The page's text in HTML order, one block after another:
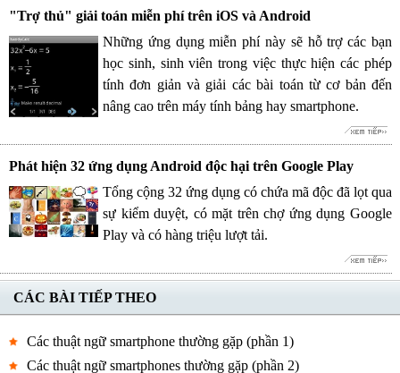
"Trợ thủ" giải toán miễn phí trên iOS và Android
Những ứng dụng miễn phí này sẽ hỗ trợ các bạn
học sinh, sinh viên trong việc thực hiện các phép
tính đơn giản và giải các bài toán từ cơ bản đến
nâng cao trên máy tính bảng hay smartphone.
Phát hiện 32 ứng dụng Android độc hại trên Google Play
Tổng cộng 32 ứng dụng có chứa mã độc đã lọt qua
sự kiểm duyệt, có mặt trên chợ ứng dụng Google
Play và có hàng triệu lượt tải.
CÁC BÀI TIẾP THEO
Các thuật ngữ smartphone thường gặp (phần 1)
Các thuật ngữ smartphones thường gặp (phần 2)